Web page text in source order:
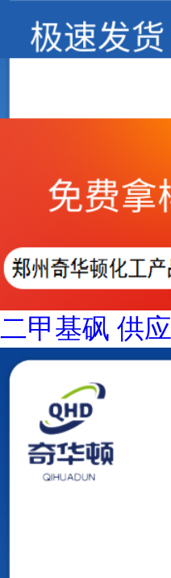
二甲基砜 供应